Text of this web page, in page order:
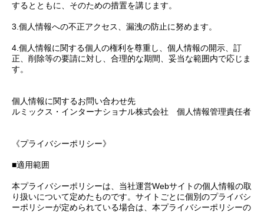
するとともに、そのための措置を講じます。
3.個人情報への不正アクセス、漏洩の防止に努めます。
4.個人情報に関する個人の権利を尊重し、個人情報の開示、訂
正、削除等の要請に対し、合理的な期間、妥当な範囲内で応じま
す。
個人情報に関するお問い合わせ先
ルミックス・インターナショナル株式会社 個人情報管理責任者
《プライバシーポリシー》
■適用範囲
本プライバシーポリシーは、当社運営Webサイトの個人情報の取
り扱いについて定めたものです。サイトごとに個別のプライバシ
ーポリシーが定められている場合は、本プライバシーポリシーの